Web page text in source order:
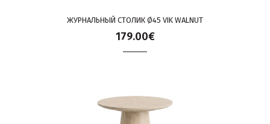
ЖУРНАЛЬНЫЙ СТОЛИК Ø45 VIK WALNUT
179.00€